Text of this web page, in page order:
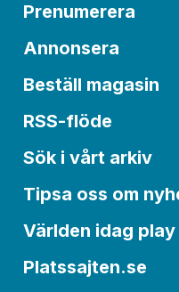
Prenumerera
Annonsera
Beställ magasin
RSS-flöde
Sök i vårt arkiv
Tipsa oss om
Världen idag play
Platssajten.se